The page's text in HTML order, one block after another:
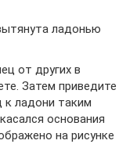
ладонью
от других в
Затем приведите
к ладони таким
основания
на рисунке